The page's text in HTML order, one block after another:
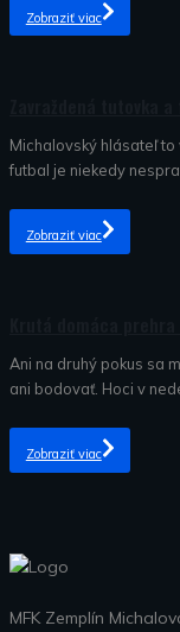
Zobraziť viac
Michalovský hlásateľ
futbal je niekedy
Zobraziť viac
Ani na druhý pokus sa
ani bodovať. Hoci v
Zobraziť viac
MFK Zemplín